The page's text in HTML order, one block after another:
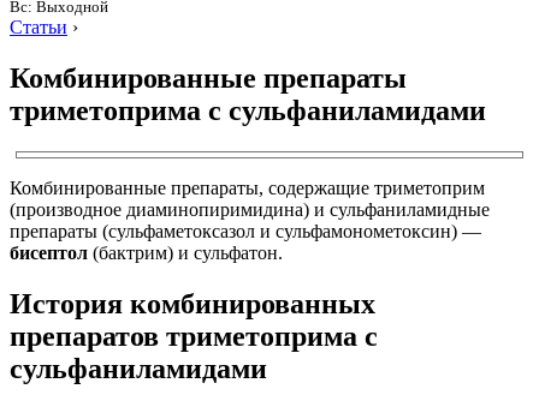
Вс: Выходной
Статьи ›
Комбинированные препараты
триметоприма с сульфаниламидами
Комбинированные препараты, содержащие триметоприм
(производное диаминопиримидина) и сульфаниламидные
препараты (сульфаметоксазол и сульфамонометоксин) —
бисептол (бактрим) и сульфатон.
История комбинированных
препаратов триметоприма с
сульфаниламидами